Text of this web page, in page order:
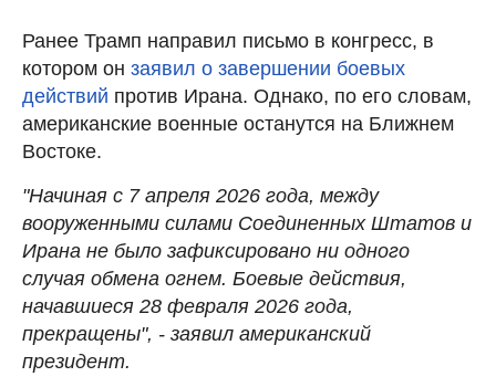
Ранее Трамп направил письмо в конгресс, в
котором он заявил о завершении боевых
действий против Ирана. Однако, по его словам,
американские военные останутся на Ближнем
Востоке.
"Начиная с 7 апреля 2026 года, между
вооруженными силами Соединенных Штатов и
Ирана не было зафиксировано ни одного
случая обмена огнем. Боевые действия,
начавшиеся 28 февраля 2026 года,
прекращены", - заявил американский
президент.